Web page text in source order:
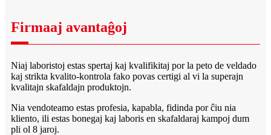
Firmaaj avantaĝoj
Niaj laboristoj estas spertaj kaj kvalifikitaj por la peto de veldado
kaj strikta kvalito-kontrola fako povas certigi al vi la superajn
kvalitajn skafaldajn produktojn.
Nia vendoteamo estas profesia, kapabla, fidinda por ĉiu nia
kliento, ili estas bonegaj kaj laboris en skafaldaraj kampoj dum
pli ol 8 jaroj.